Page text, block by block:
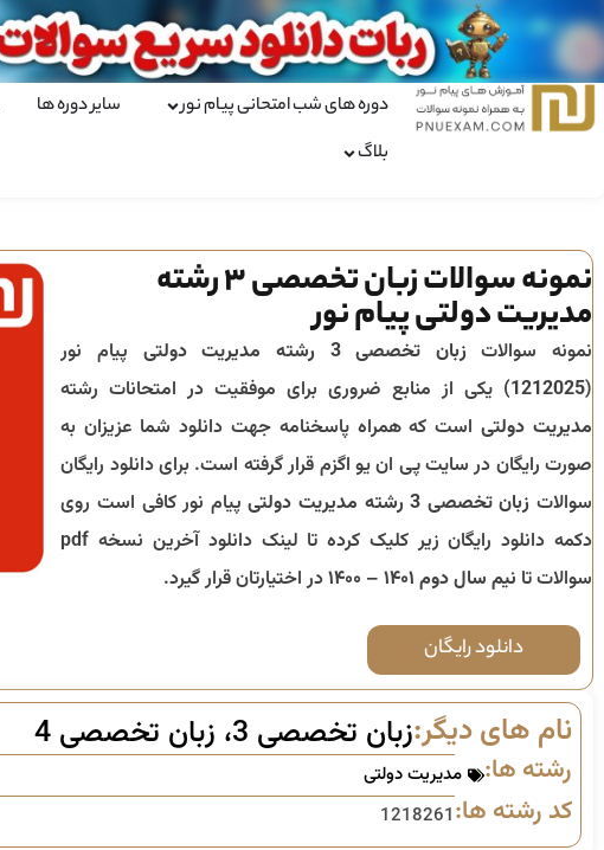
دوره های شب امتحانی پیام نور سایر دوره ها
بلاگ
نمونه سوالات زبان تخصصی 3 رشته
مدیریت دولتی پیام نور
نمونه سوالات زبان تخصصی 3 رشته مدیریت دولتی
پیام نور
(
1212025) یکی از منابع ضروری برای موفقیت در امتحانات رشته
مدیریت دولتیاست که همراه پاسخنامه جهت دانلود شما عزیزان به
صورت رایگان در سایت پی ان یو اگزم قرار گرفته است. برای دانلود رایگان
سوالات زبان تخصصی 3 رشته مدیریت دولتی
پیام نور کافی است روی
دکمه دانلود رایگان زیر کلیک کرده تا لینک دانلود آخرین نسخه pdf
سوالات تا نیم سال دوم ۱۴۰۱ – ۱۴۰۰ در اختیارتان قرار گیرد.
دانلود رایگان
نام های دیگر:زبان تخصصی 3، زبان تخصصی 4
رشته ها: مدیریت دولتی
کد رشته ها:1218261